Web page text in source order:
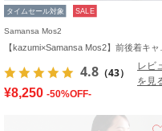
タイムセール対象 SALE
Samansa Mos2
4.8 （43）
レビ
を見
¥8,250 -50%OFF-